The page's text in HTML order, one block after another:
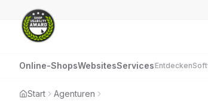
Online-ShopsWebsitesServicesEntdecken
Start Agenturen